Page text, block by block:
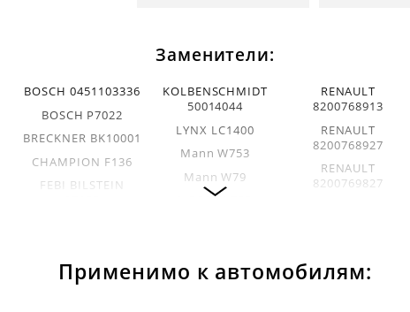
Заменители:
BOSCH 0451103336
BOSCH P7022
BRECKNER BK10001
CHAMPION F136
FEBI BILSTEIN
FRAM PH5796
KOLBENSCHMIDT
50014044
LYNX LC1400
Mann W753
Mann W79
MECAFILTER
MECAFILTER
RENAULT
8200768913
RENAULT
8200768927
RENAULT
8200769827
EUROREPAR
Применимо к автомобилям: